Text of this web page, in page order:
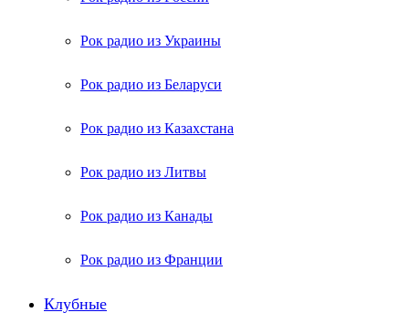
Рок радио из Украины
Рок радио из Беларуси
Рок радио из Казахстана
Рок радио из Литвы
Рок радио из Канады
Рок радио из Франции
Клубные